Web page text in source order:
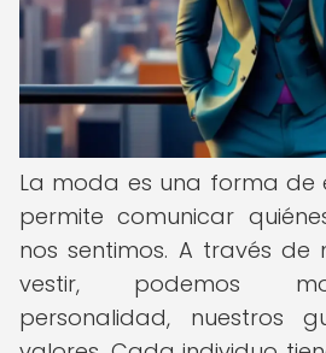
La moda es una forma de
permite comunicar
nos sentimos. A través
vestir, podemos
personalidad, nuestros